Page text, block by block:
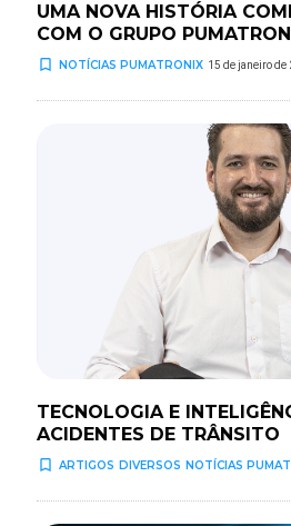
UMA NOVA HISTÓRIA
COM O GRUPO
turned_in_not NOTÍCIAS PUMATRONIX 15 de janeiro de
TECNOLOGIA E
ACIDENTES DE TRÂNSITO
turned_in_not ARTIGOS DIVERSOS NOTÍCIAS